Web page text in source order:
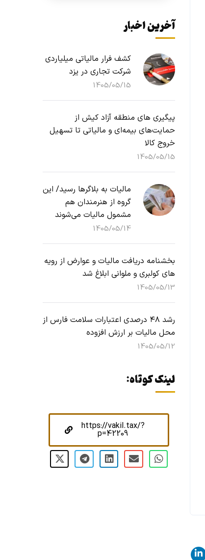
آخرین اخبار
کشف فرار مالیاتی میلیاردی
شرکت تجاری در یزد
1405/05/15
پیگیری های منطقه آزاد کیش از
حمایت‌های بیمه‌ای و مالیاتی تا تسهیل
خروج کالا
1405/05/15
مالیات به بلاگرها رسید/ این
گروه از هنرمندان هم
مشمول مالیات می‌شوند
1405/05/14
بخشنامه دریافت مالیات و عوارض از رویه
های کولبری و ملوانی ابلاغ شد
1405/05/13
رشد ۴۸ درصدی اعتبارات سلامت فارس از
محل مالیات بر ارزش افزوده
1405/05/12
لینک کوتاه:
https://vakil.tax/?
p=42209